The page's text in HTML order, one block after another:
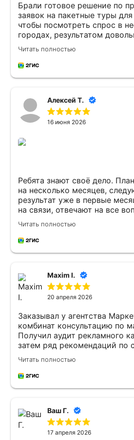
Брали готовое решение по
заявок на пакетные туры для
чтобы посмотреть спрос в
городах, результатом
большое спасибо!
Читать полностью
Алексей Т.
16 июня 2026
Ребята знают своё дело.
на несколько месяцев,
результат уже в первые
на связи, отвечают на все
агентств много, а с таким
качеств — единицы.
работу Николаю и Артёму.
Читать полностью
Maxim I.
20 апреля 2026
Заказывал у агентства
комбинат консультацию по
Получил аудит рекламного
затем ряд рекомендаций по
Качеством доволен, спасибо!
Читать полностью
Ваш Г.
17 апреля 2026